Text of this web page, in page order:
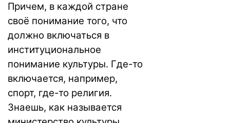
Причем, в каждой стране
своё понимание того, что
должно включаться в
институциональное
понимание культуры. Где-то
включается, например,
спорт, где-то религия.
Знаешь, как называется